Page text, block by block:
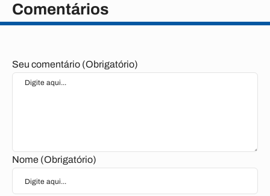
Comentários
Seu comentário (Obrigatório)
Nome (Obrigatório)